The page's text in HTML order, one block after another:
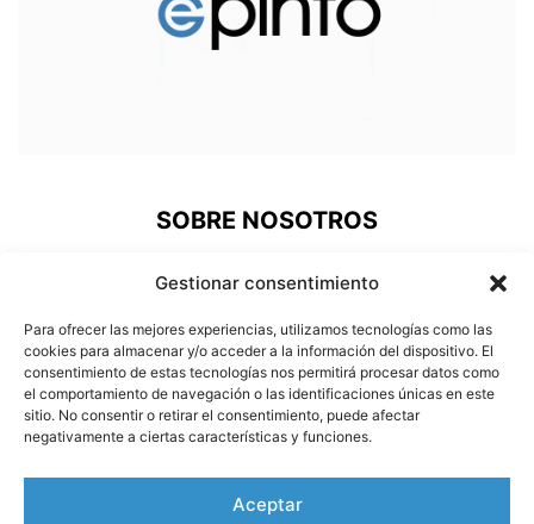
Gestionar consentimiento
Para ofrecer las mejores experiencias, utilizamos tecnologías como las
cookies para almacenar y/o acceder a la información del dispositivo. El
consentimiento de estas tecnologías nos permitirá procesar datos como
el comportamiento de navegación o las identificaciones únicas en este
sitio. No consentir o retirar el consentimiento, puede afectar
negativamente a ciertas características y funciones.
Aceptar
SOBRE NOSOTROS
ePinto, una nueva plataforma de comunicación donde los
día de lo que pasa en nuestra ciudad, prestigiar a nuestros
deportistas o conocer a nuestros vecinos más
carismáticos.
Contáctanos:info@e-pinto.com
SÍGUENOS